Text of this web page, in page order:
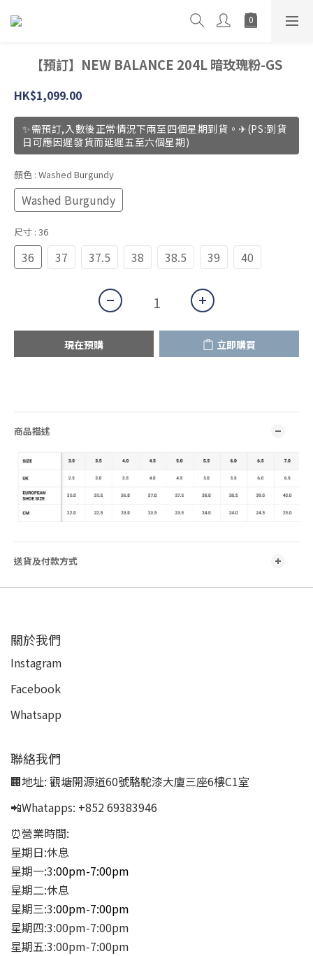
【預訂】NEW BALANCE 204L 暗玫瑰粉-GS
HK$1,099.00
✨需預訂,入數後正常情況下兩至四個星期到貨。✈(PS:到貨
日可應因遲發貨而延遲五至六個星期)
顏色 : Washed Burgundy
Washed Burgundy
尺寸 : 36
36 37 37.5 38 38.5 39 40
現在預購 立即購買
商品描述
送貨及付款方式
關於我們
Instagram
Facebook
Whatsapp
聯絡我們
🏢地址: 觀塘開源道60號駱駝漆大廈三座6樓C1室
📲Whatapps: +852 69383946
⏰營業時間:
星期日:休息
星期一:3:00pm-7:00pm
星期二:休息
星期三:3:00pm-7:00pm
星期四:3:00pm-7:00pm
星期五:3:00pm-7:00pm